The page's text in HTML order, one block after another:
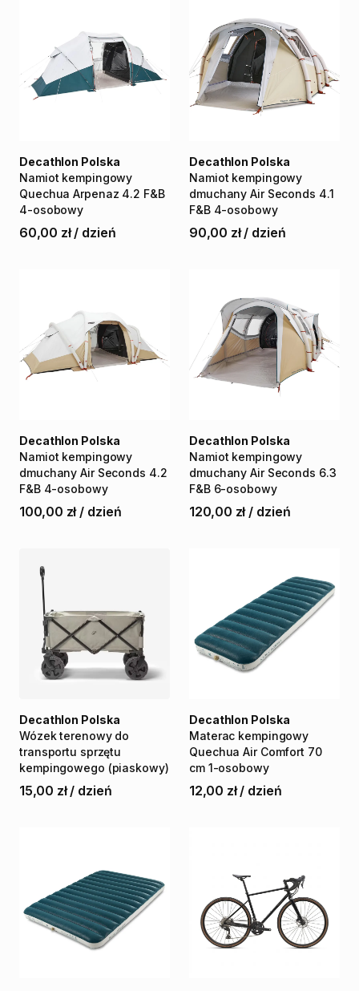
Namiot kempingowy
Quechua Arpenaz 4.2 F&B
4-osobowy
Decathlon Polska
60,00 zł / dzień
Namiot kempingowy
dmuchany Air Seconds 4.1
F&B 4-osobowy
Decathlon Polska
90,00 zł / dzień
Namiot kempingowy
dmuchany Air Seconds 4.2
F&B 4-osobowy
Decathlon Polska
100,00 zł / dzień
Namiot kempingowy
dmuchany Air Seconds 6.3
F&B 6-osobowy
Decathlon Polska
120,00 zł / dzień
Wózek terenowy do
transportu sprzętu
kempingowego (piaskowy)
Decathlon Polska
15,00 zł / dzień
Materac kempingowy
Quechua Air Comfort 70
cm 1-osobowy
Decathlon Polska
12,00 zł / dzień